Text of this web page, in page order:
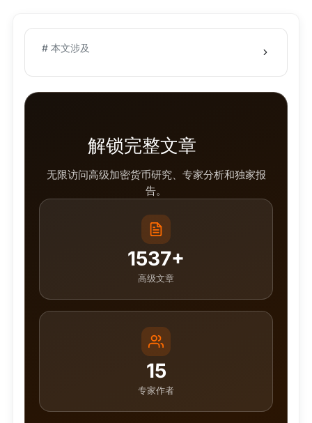
# 本文涉及
解锁完整文章
无限访问高级加密货币研究、专家分析和独家报
告。
1537+
高级文章
15
专家作者